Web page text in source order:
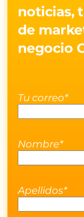
noticias,
de
negocio
Tu correo*
Nombre*
Apellidos*